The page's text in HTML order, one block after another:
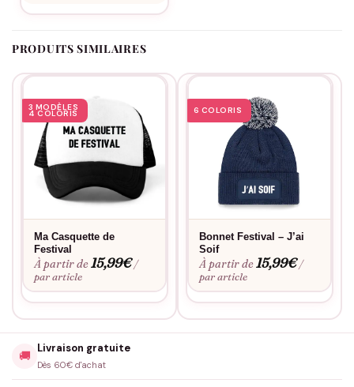
PRODUITS SIMILAIRES
3 MODÈLES
4 COLORIS
Ma Casquette de
Festival
À partir de15,99€ /
par article
6 COLORIS
Bonnet Festival – J’ai
Soif
À partir de15,99€ /
par article
🚚
Livraison gratuite
Dès 60€ d'achat